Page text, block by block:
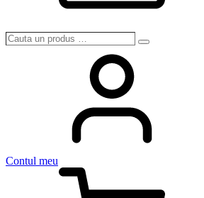
Cauta
Search
Contul meu